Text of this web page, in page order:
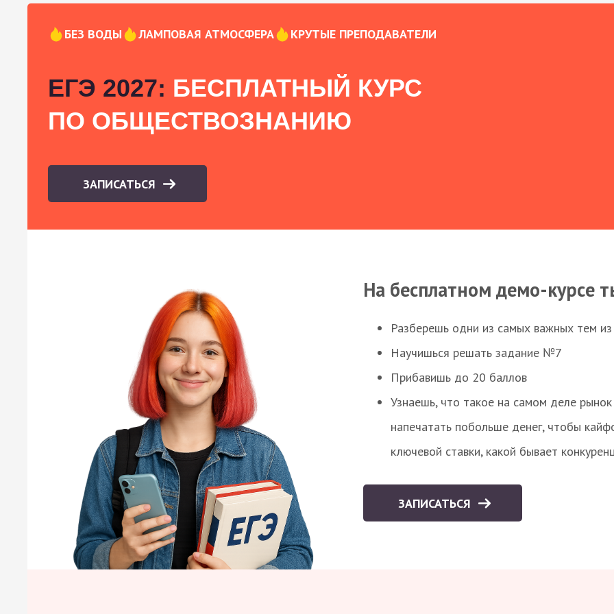
БЕЗ ВОДЫ ЛАМПОВАЯ АТМОСФЕРА КРУТЫЕ ПРЕПОДАВАТЕЛИ
ЕГЭ 2027: БЕСПЛАТНЫЙ КУРС
ПО ОБЩЕСТВОЗНАНИЮ
ЗАПИСАТЬСЯ
На бесплатном демо-курсе
Разберешь одни из самых важных тем
Научишься решать задание №7
Прибавишь до 20 баллов
Узнаешь, что такое на самом деле
напечатать побольше денег, чтобы
ключевой ставки, какой бывает
ЗАПИСАТЬСЯ